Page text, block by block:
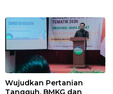
Indramayu
Wujudkan Pertanian
Tangguh, BMKG dan